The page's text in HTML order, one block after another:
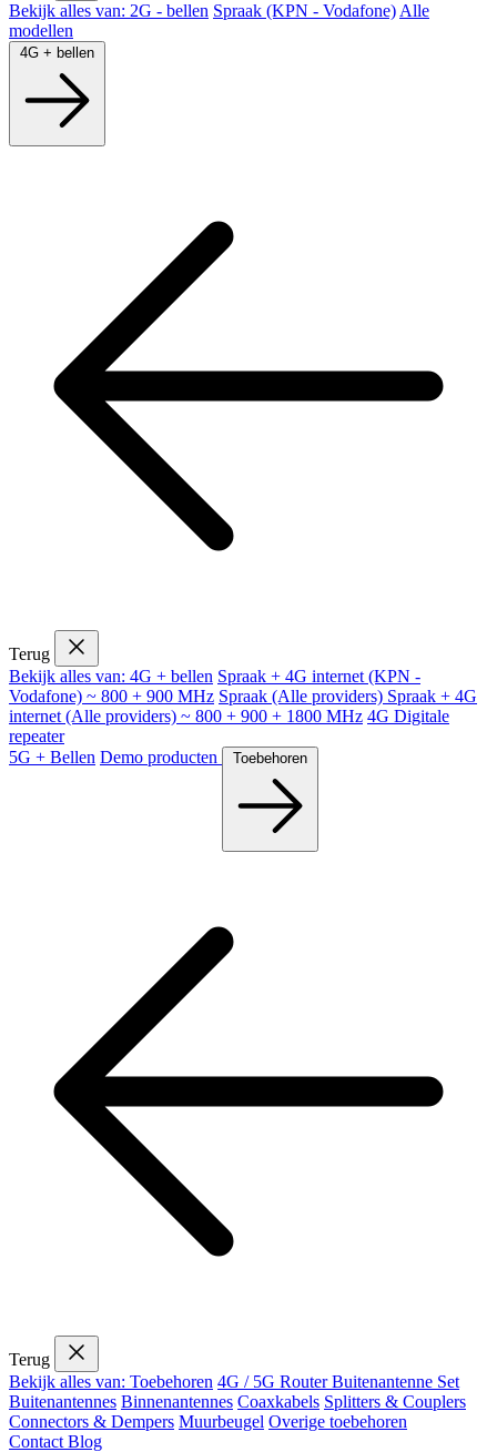
Bekijk alles van: 2G - bellen Spraak (KPN - Vodafone) Alle
modellen
4G + bellen
Terug
Bekijk alles van: 4G + bellen Spraak + 4G internet (KPN -
Vodafone) ~ 800 + 900 MHz Spraak (Alle providers) Spraak + 4G
internet (Alle providers) ~ 800 + 900 + 1800 MHz 4G Digitale
repeater
5G + Bellen Demo producten Toebehoren
Terug
Bekijk alles van: Toebehoren 4G / 5G Router Buitenantenne Set
Buitenantennes Binnenantennes Coaxkabels Splitters & Couplers
Connectors & Dempers Muurbeugel Overige toebehoren
Contact Blog